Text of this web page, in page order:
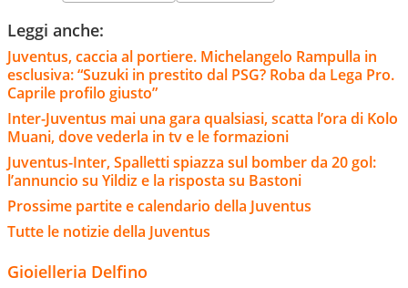
Leggi anche:
Juventus, caccia al portiere. Michelangelo Rampulla in
esclusiva: “Suzuki in prestito dal PSG? Roba da Lega Pro.
Caprile profilo giusto”
Inter-Juventus mai una gara qualsiasi, scatta l’ora di Kolo
Muani, dove vederla in tv e le formazioni
Juventus-Inter, Spalletti spiazza sul bomber da 20 gol:
l’annuncio su Yildiz e la risposta su Bastoni
Prossime partite e calendario della Juventus
Tutte le notizie della Juventus
Gioielleria Delfino